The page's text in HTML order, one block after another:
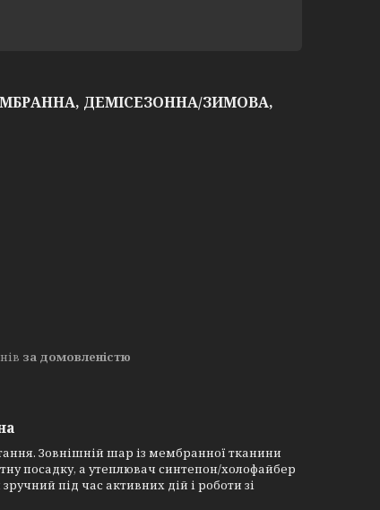
ДЕМІСЕЗОННА/ЗИМОВА,
за домовленістю
Зовнішній шар із мембранної тканини
посадку, а утеплювач синтепон/холофайбер
під час активних дій і роботи зі